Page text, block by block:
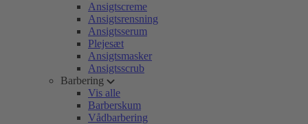
Ansigtscreme
Ansigtsrensning
Ansigtsserum
Plejesæt
Ansigtsmasker
Ansigtsscrub
Barbering
Vis alle
Barberskum
Vådbarbering